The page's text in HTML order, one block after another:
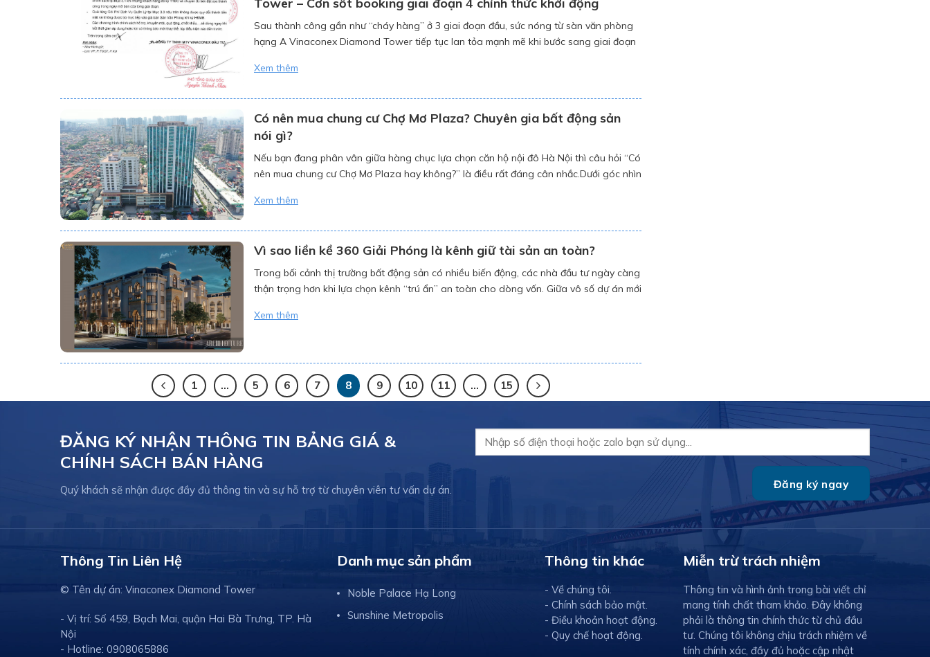
Sau thành công gần như “cháy hàng” ở 3 giai đoạn đầu, sức nóng từ sàn văn phòng
hạng A Vinaconex Diamond Tower tiếp tục lan tỏa mạnh mẽ khi bước sang giai đoạn
tiền” để giữ chỗ, đặc […]
Xem thêm
Có nên mua chung cư Chợ Mơ Plaza? Chuyên gia bất động sản
nói gì?
Nếu bạn đang phân vân giữa hàng chục lựa chọn căn hộ nội đô Hà Nội thì câu hỏi “Có
nên mua chung cư Chợ Mơ Plaza hay không?” là điều rất đáng cân nhắc.Dưới góc nhìn
[…]
Xem thêm
Vì sao liền kề 360 Giải Phóng là kênh giữ tài sản an toàn?
Trong bối cảnh thị trường bất động sản có nhiều biến động, các nhà đầu tư ngày càng
thận trọng hơn khi lựa chọn kênh “trú ẩn” an toàn cho dòng vốn. Giữa vô số dự án mới
Xem thêm
1 … 5 6 7 8 9 10 11 … 15
ĐĂNG KÝ NHẬN THÔNG TIN BẢNG GIÁ &
CHÍNH SÁCH BÁN HÀNG
Quý khách sẽ nhận được đầy đủ thông tin và sự hỗ trợ từ chuyên viên tư vấn dự án.
Thông Tin Liên Hệ
© Tên dự án: Vinaconex Diamond Tower
- Vị trí: Số 459, Bạch Mai, quận Hai Bà Trưng, TP. Hà
Nội
- Hotline: 0908065886
Danh mục sản phẩm
Noble Palace Hạ Long
Sunshine Metropolis
Thông tin khác
- Về chúng tôi.
- Chính sách bảo mật.
- Điều khoản hoạt động.
- Quy chế hoạt động.
Miễn trừ trách nhiệm
Thông tin và hình ảnh trong bài viết chỉ
mang tính chất tham khảo. Đây không
phải là thông tin chính thức từ chủ đầu
tư. Chúng tôi không chịu trách nhiệm về
tính chính xác, đầy đủ hoặc cập nhật